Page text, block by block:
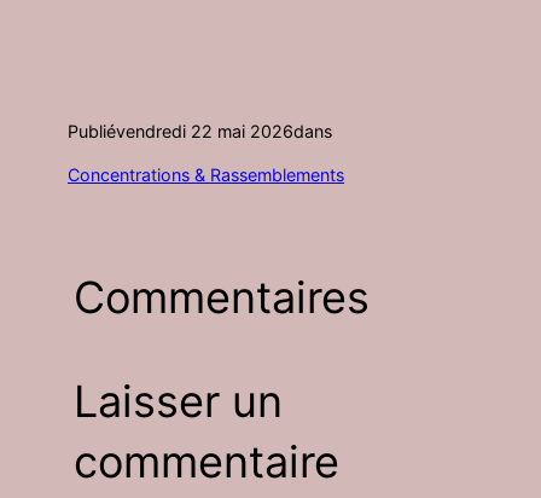
Publiévendredi 22 mai 2026dans
Concentrations & Rassemblements
Commentaires
Laisser un
commentaire